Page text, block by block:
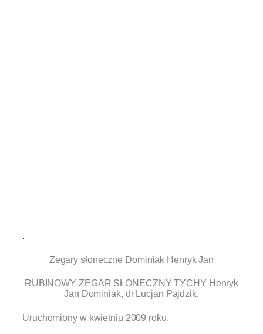
Zegary słoneczne Dominiak Henryk Jan
RUBINOWY ZEGAR SŁONECZNY TYCHY Henryk
Jan Dominiak, dr Lucjan Pajdzik.
Uruchomiony w kwietniu 2009 roku.